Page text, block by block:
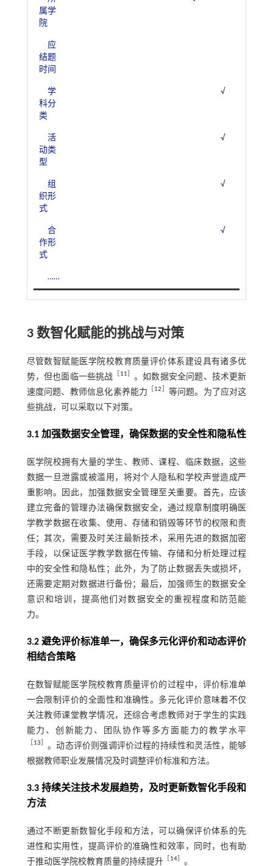
属学
院
应
结题
时间
学
科分
类
√
活
动类
型
√
组
织形
式
√
合
作形
式
√
……
3 数智化赋能的挑战与对策
尽管数智赋能医学院校教育质量评价体系建设具有诸多优
势，但也面临一些挑战 ［11］ 。如数据安全问题、技术更新
速度问题、教师信息化素养能力
［12］ 等问题。为了应对这
些挑战，可以采取以下对策。
3.1 加强数据安全管理，确保数据的安全性和隐私性
医学院校拥有大量的学生、教师、课程、临床数据，这些
数据一旦泄露或被滥用，将对个人隐私和学校声誉造成严
重影响。因此，加强数据安全管理至关重要。首先，应该
建立完备的管理办法确保数据安全，通过规章制度明确医
学教学数据在收集、使用、存储和销毁等环节的权限和责
任；其次，需要及时关注最新技术，采用先进的数据加密
手段，以保证医学教学数据在传输、存储和分析处理过程
中的安全性和隐私性；此外，为了防止数据丢失或损坏，
还需要定期对数据进行备份；最后，加强师生的数据安全
意识和培训，提高他们对数据安全的重视程度和防范能
力。
3.2 避免评价标准单一，确保多元化评价和动态评价
相结合策略
在数智赋能医学院校教育质量评价的过程中，评价标准单
一会限制评价的全面性和准确性。多元化评价意味着不仅
关注教师课堂教学情况，还综合考虑教师对于学生的实践
能力、创新能力、团队协作等多方面能力的教学水平
［13］ 。动态评价则强调评价过程的持续性和灵活性，能够
根据教师职业发展情况及时调整评价标准和方法。
3.3 持续关注技术发展趋势，及时更新数智化手段和
方法
通过不断更新数智化手段和方法，可以确保评价体系的先
进性和实用性，提高评价的准确性和效率，同时，也有助
于推动医学院校教育质量的持续提升［14］ 。